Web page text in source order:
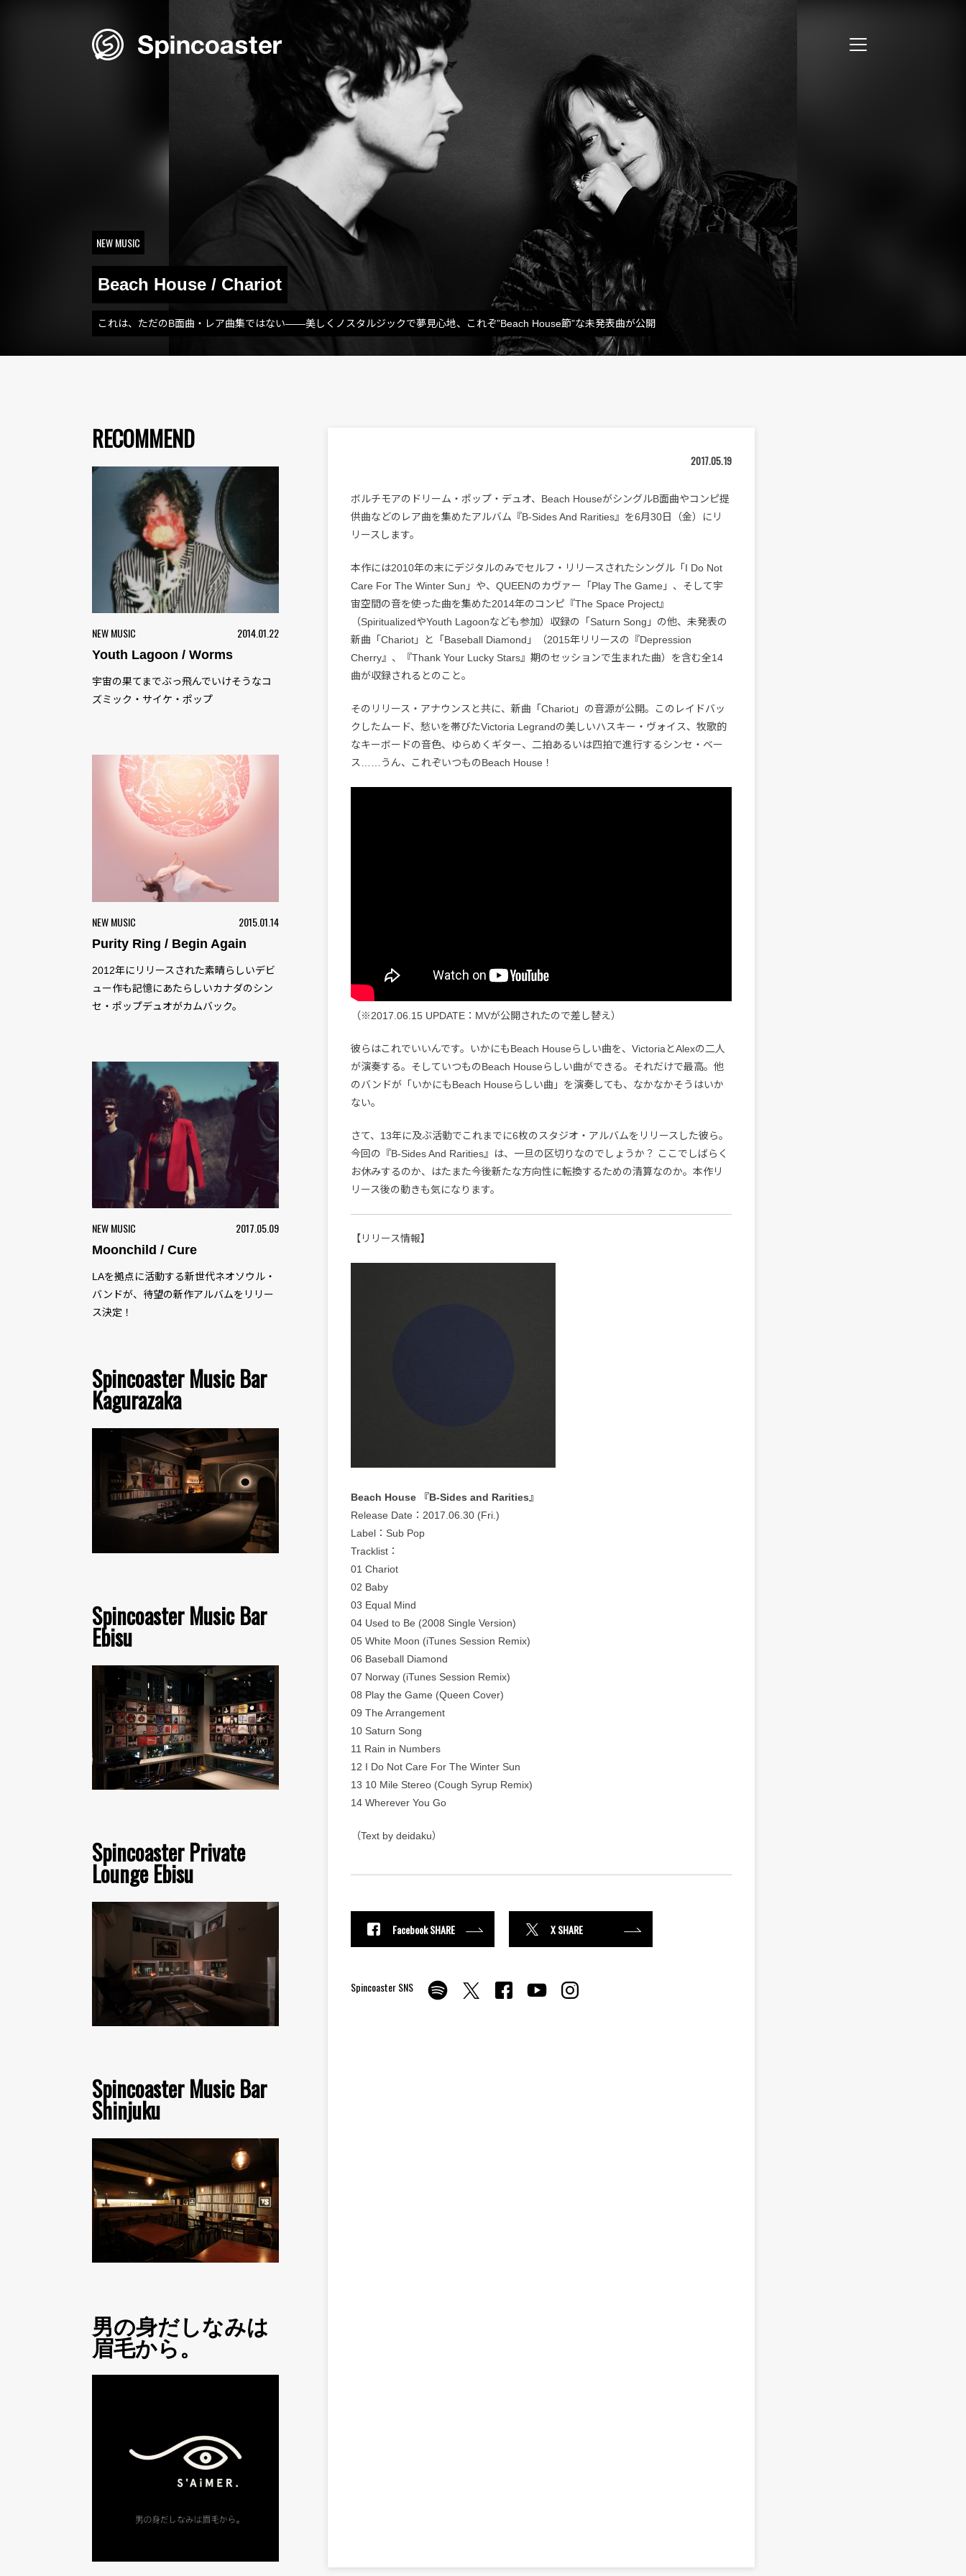
NEW MUSIC
Beach House / Chariot
これは、ただのB面曲・レア曲集ではない――美しくノスタルジックで夢見心地、これぞ”Beach House節”な未発表曲が公開
RECOMMEND
NEW MUSIC 2014.01.22
Youth Lagoon / Worms
宇宙の果てまでぶっ飛んでいけそうなコ
ズミック・サイケ・ポップ
NEW MUSIC 2015.01.14
Purity Ring / Begin Again
2012年にリリースされた素晴らしいデビ
ュー作も記憶にあたらしいカナダのシン
セ・ポップデュオがカムバック。
NEW MUSIC 2017.05.09
Moonchild / Cure
LAを拠点に活動する新世代ネオソウル・
バンドが、待望の新作アルバムをリリー
ス決定！
Spincoaster Music Bar
Kagurazaka
Spincoaster Music Bar
Ebisu
Spincoaster Private
Lounge Ebisu
Spincoaster Music Bar
Shinjuku
男の身だしなみは
眉毛から。
2017.05.19
ボルチモアのドリーム・ポップ・デュオ、Beach HouseがシングルB面曲やコンピ提
供曲などのレア曲を集めたアルバム『B-Sides And Rarities』を6月30日（金）にリ
リースします。
本作には2010年の末にデジタルのみでセルフ・リリースされたシングル「I Do Not
Care For The Winter Sun」や、QUEENのカヴァー「Play The Game」、そして宇
宙空間の音を使った曲を集めた2014年のコンピ『The Space Project』
（SpiritualizedやYouth Lagoonなども参加）収録の「Saturn Song」の他、未発表の
新曲「Chariot」と「Baseball Diamond」（2015年リリースの『Depression
Cherry』、『Thank Your Lucky Stars』期のセッションで生まれた曲）を含む全14
曲が収録されるとのこと。
そのリリース・アナウンスと共に、新曲「Chariot」の音源が公開。このレイドバッ
クしたムード、愁いを帯びたVictoria Legrandの美しいハスキー・ヴォイス、牧歌的
なキーボードの音色、ゆらめくギター、二拍あるいは四拍で進行するシンセ・ベー
ス……うん、これぞいつものBeach House！
（※2017.06.15 UPDATE：MVが公開されたので差し替え）
彼らはこれでいいんです。いかにもBeach Houseらしい曲を、VictoriaとAlexの二人
が演奏する。そしていつものBeach Houseらしい曲ができる。それだけで最高。他
のバンドが「いかにもBeach Houseらしい曲」を演奏しても、なかなかそうはいか
ない。
さて、13年に及ぶ活動でこれまでに6枚のスタジオ・アルバムをリリースした彼ら。
今回の『B-Sides And Rarities』は、一旦の区切りなのでしょうか？ ここでしばらく
お休みするのか、はたまた今後新たな方向性に転換するための清算なのか。本作リ
リース後の動きも気になります。
【リリース情報】
Beach House 『B-Sides and Rarities』
Release Date：2017.06.30 (Fri.)
Label：Sub Pop
Tracklist：
01 Chariot
02 Baby
03 Equal Mind
04 Used to Be (2008 Single Version)
05 White Moon (iTunes Session Remix)
06 Baseball Diamond
07 Norway (iTunes Session Remix)
08 Play the Game (Queen Cover)
09 The Arrangement
10 Saturn Song
11 Rain in Numbers
12 I Do Not Care For The Winter Sun
13 10 Mile Stereo (Cough Syrup Remix)
14 Wherever You Go
（Text by deidaku）
Facebook SHARE X SHARE
Spincoaster SNS